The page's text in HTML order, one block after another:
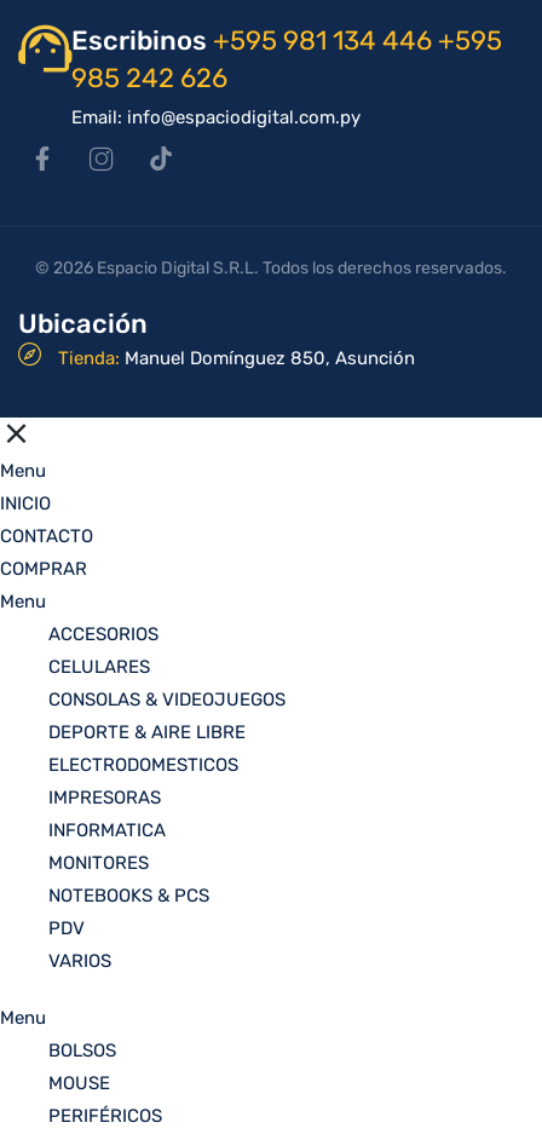
Escribinos +595 981 134 446 +595
985 242 626
Email: info@espaciodigital.com.py
Ubicación
Tienda: Manuel Domínguez 850, Asunción
© 2026 Espacio Digital S.R.L. Todos los derechos reservados.
Menu
INICIO
CONTACTO
COMPRAR
Menu
ACCESORIOS
CELULARES
CONSOLAS & VIDEOJUEGOS
DEPORTE & AIRE LIBRE
ELECTRODOMESTICOS
IMPRESORAS
INFORMATICA
MONITORES
NOTEBOOKS & PCS
PDV
VARIOS
Menu
BOLSOS
MOUSE
PERIFÉRICOS